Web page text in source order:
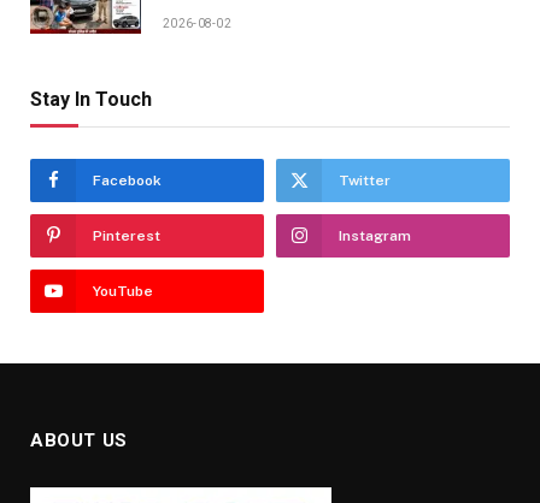
2026-08-02
Stay In Touch
Facebook Twitter
Pinterest Instagram
YouTube
ABOUT US